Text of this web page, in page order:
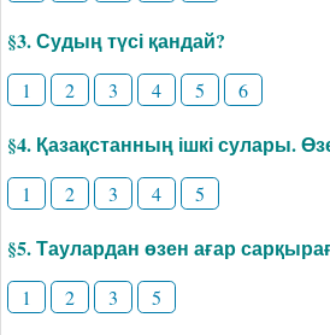
§3. Судың түсі қандай?
1 2 3 4 5 6
§4. Қазақстанның ішкі сулары.
1 2 3 4 5
§5. Таулардан өзен ағар
1 2 3 5